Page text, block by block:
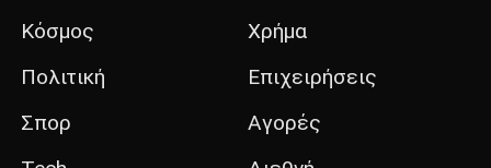
Κόσμος
Πολιτική
Σπορ
Χρήμα
Επιχειρήσεις
Αγορές